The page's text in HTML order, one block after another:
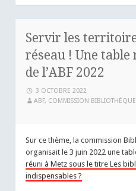
Servir les
réseau ! Une table
de l’ABF 2022
3 OCTOBRE 2022
ABF, COMMISSION
Sur ce thème, la commission
organisait le 3 juin 2022 une
réuni à Metz sous le titre Les
indispensables ?